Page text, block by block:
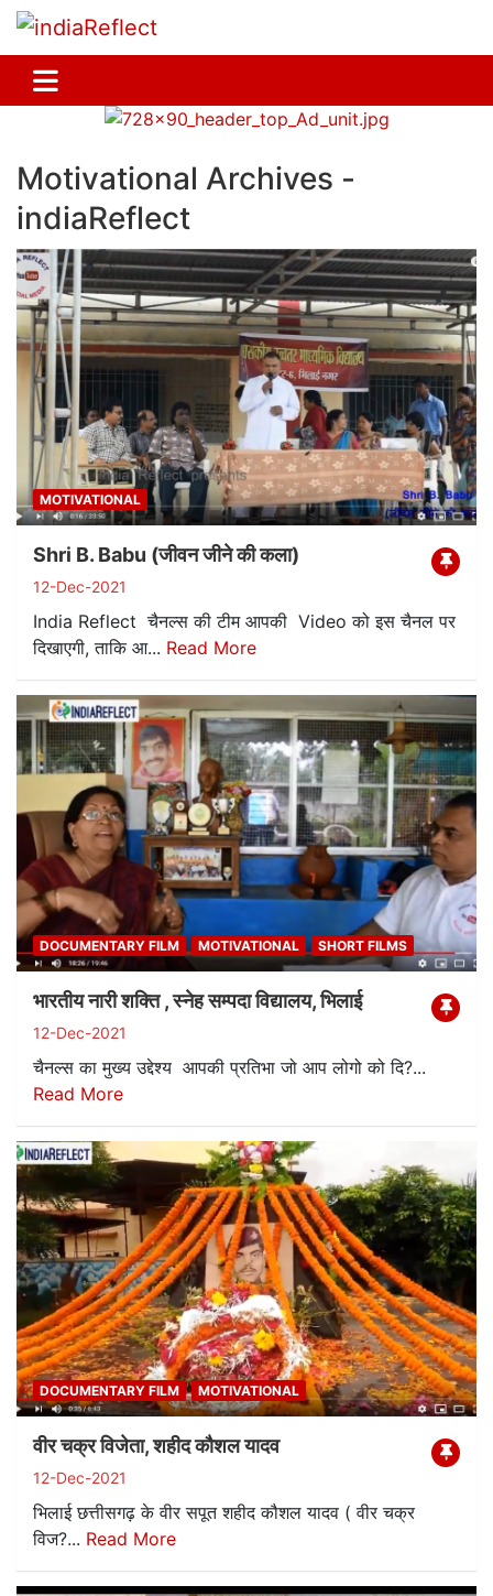
Motivational Archives -
indiaReflect
MOTIVATIONAL
Shri B. Babu (जीवन जीने की कला)
12-Dec-2021
India Reflect चैनल्स की टीम आपकी Video को इस चैनल पर
दिखाएगी, ताकि आ... Read More
DOCUMENTARY FILM MOTIVATIONAL SHORT FILMS
भारतीय नारी शक्ति , स्नेह सम्पदा विद्यालय, भिलाई
12-Dec-2021
चैनल्स का मुख्य उद्देश्य आपकी प्रतिभा जो आप लोगो को दि?...
Read More
DOCUMENTARY FILM MOTIVATIONAL
वीर चक्र विजेता, शहीद कौशल यादव
12-Dec-2021
भिलाई छत्तीसगढ़ के वीर सपूत शहीद कौशल यादव ( वीर चक्र
विज?... Read More